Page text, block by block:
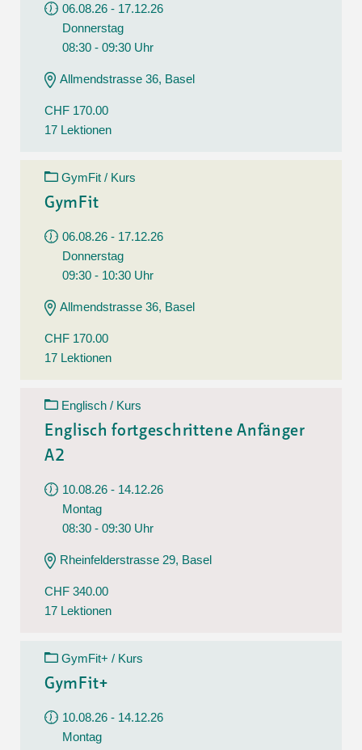
06.08.26 - 17.12.26
Donnerstag
08:30 - 09:30 Uhr
Allmendstrasse 36, Basel
CHF 170.00
17 Lektionen
GymFit / Kurs
GymFit
06.08.26 - 17.12.26
Donnerstag
09:30 - 10:30 Uhr
Allmendstrasse 36, Basel
CHF 170.00
17 Lektionen
Englisch / Kurs
Englisch fortgeschrittene Anfänger
A2
10.08.26 - 14.12.26
Montag
08:30 - 09:30 Uhr
Rheinfelderstrasse 29, Basel
CHF 340.00
17 Lektionen
GymFit+ / Kurs
GymFit+
10.08.26 - 14.12.26
Montag